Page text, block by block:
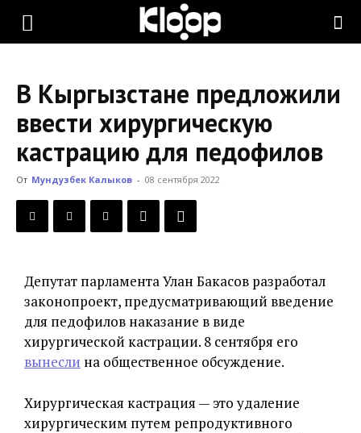
KLOOP.KG
Новости
Кыргызстана
В Кыргызстане предложили
ввести хирургическую
кастрацию для педофилов
От Мундузбек Калыков - 08 сентября 2022
Депутат парламента Улан Бакасов разработал
законопроект, предусматривающий введение
для педофилов наказание в виде
хирургической кастрации. 8 сентября его
вынесли на общественное обсуждение.
Хирургическая кастрация — это удаление
хирургическим путем репродуктивного